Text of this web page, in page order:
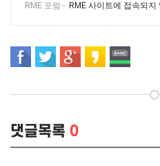
RME 포럼 - RME 사이트에 접속되지 않
댓글목록 0